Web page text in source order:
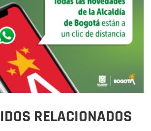
RELACIONADOS